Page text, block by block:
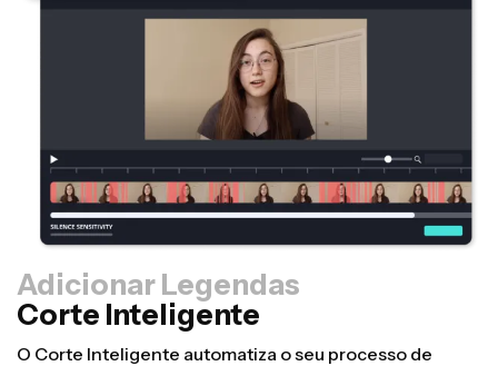
Adicionar Legendas
Corte Inteligente
Redimensionador